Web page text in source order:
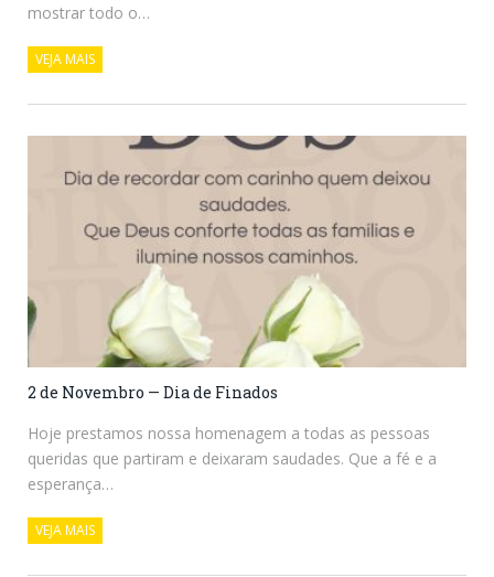
mostrar todo o…
VEJA MAIS
2 de Novembro — Dia de Finados
Hoje prestamos nossa homenagem a todas as pessoas
queridas que partiram e deixaram saudades. Que a fé e a
esperança…
VEJA MAIS